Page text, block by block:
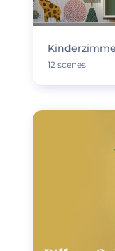
12 scenes